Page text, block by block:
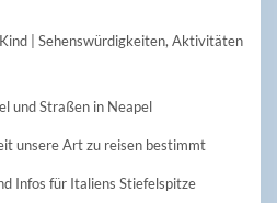
| Sehenswürdigkeiten, Aktivitäten
und Straßen in Neapel
unsere Art zu reisen bestimmt
Infos für Italiens Stiefelspitze